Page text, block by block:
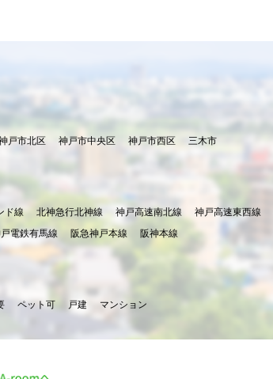
戸市北区 神戸市中央区 神戸市西区 三木市
ド線 北神急行北神線 神戸高速南北線 神戸高速東西線
電鉄有馬線
阪急神戸本線 阪神本線
ペット可 戸建 マンション